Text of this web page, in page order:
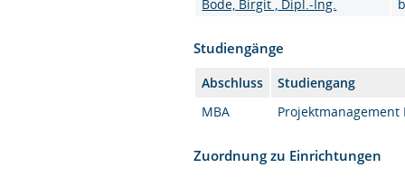
Bode, Birgit , Dipl.-Ing.
Studiengänge
Abschluss
Studiengang
MBA
Projektmanagement
Zuordnung zu Einrichtungen